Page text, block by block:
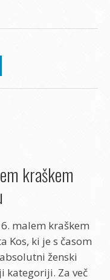
kraškem
malem kraškem
Kos, ki je s časom
ženski
kategoriji. Za več